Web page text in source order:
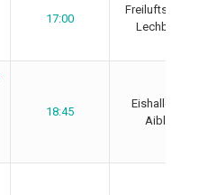
17:00
Lechbruck
18:45
Eishalle Bad
Aibling